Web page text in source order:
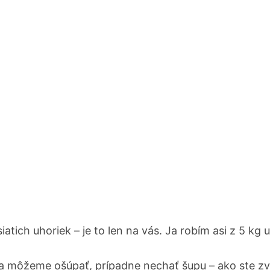
uhoriek – je to len na vás. Ja robím asi z 5 kg
môžeme ošúpať, prípadne nechať šupu – ako ste